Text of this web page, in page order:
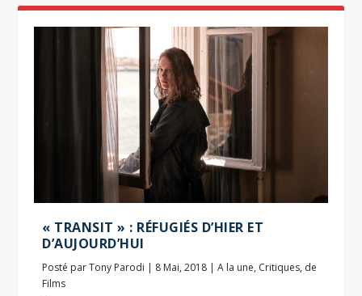
« TRANSIT » : RÉFUGIÉS D’HIER ET
D’AUJOURD’HUI
Posté parTony Parodi | 8 Mai, 2018 |A la une, Critiques, de
Films